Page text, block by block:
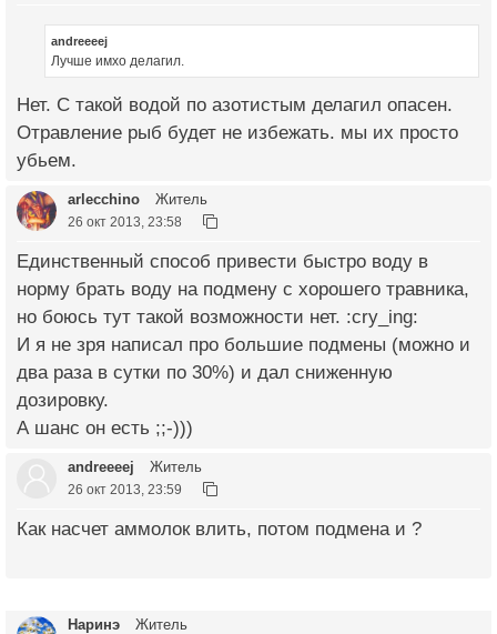
andreeeej
Лучше имхо делагил.
Нет. С такой водой по азотистым делагил опасен.
Отравление рыб будет не избежать. мы их просто
убьем.
arlecchino Житель
26 окт 2013, 23:58
Единственный способ привести быстро воду в
норму брать воду на подмену с хорошего травника,
но боюсь тут такой возможности нет. :cry_ing:
И я не зря написал про большие подмены (можно и
два раза в сутки по 30%) и дал сниженную
дозировку.
А шанс он есть ;;-)))
andreeeej Житель
26 окт 2013, 23:59
Как насчет аммолок влить, потом подмена и ?
Наринэ Житель